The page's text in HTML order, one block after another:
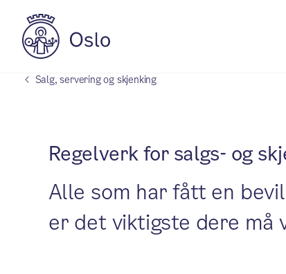
Salg, servering og skjenking
Regelverk for salgs- og
Alle som har fått en
er det viktigste dere må